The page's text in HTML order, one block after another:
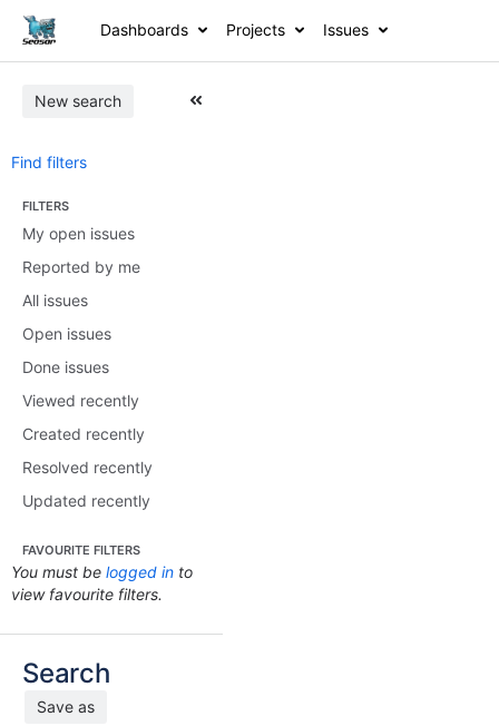
Dashboards Projects Issues
New search
Find filters
FILTERS
My open issues
Reported by me
All issues
Open issues
Done issues
Viewed recently
Created recently
Resolved recently
Updated recently
FAVOURITE FILTERS
You must be logged in to
view favourite filters.
Search
Save as